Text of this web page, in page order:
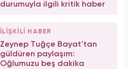
durumuyla ilgili kritik haber
İLİŞKİLİ HABER
Zeynep Tuğçe Bayat'tan
güldüren paylaşım:
Oğlumuzu beş dakika